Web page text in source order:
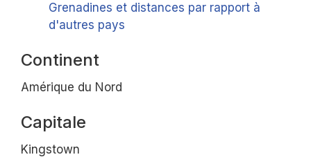
Grenadines et distances par rapport à
d'autres pays
Continent
Amérique du Nord
Capitale
Kingstown